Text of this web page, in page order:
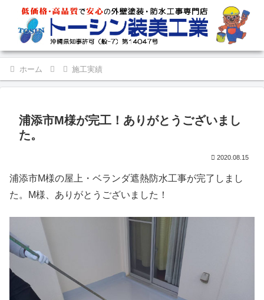
ホーム 施工実績
浦添市M様が完工！ありがとうございまし
た。
2020.08.15
浦添市M様の屋上・ベランダ遮熱防水工事が完了しまし
た。M様、ありがとうございました！